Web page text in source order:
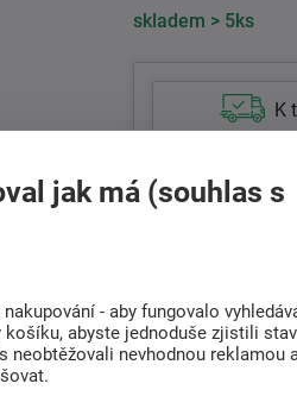
skladem > 5ks
K
5 600 Kč
4 629 Kč bez DPH
Po-Pá 8:00 -
jak má (souhlas s
- aby fungovalo
abyste jednoduše zjistili
neobtěžovali nevhodnou reklamou